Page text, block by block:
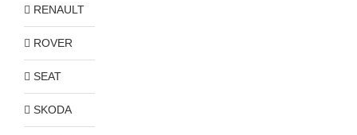
RENAULT
ROVER
SEAT
SKODA